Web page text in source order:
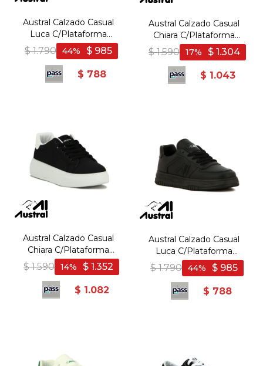
Austral Calzado Casual
Luca C/Plataforma
Acordonado - Blanco/Azul
- Blanco-Azul
$ 1.790 $ 985
44
$ 788
Austral Calzado Casual
Chiara C/Plataforma
Acordonado - Blanco -
Blanco
$ 1.590 $ 1.304
17
$ 1.043
Austral Calzado Casual
Chiara C/Plataforma
Acordonado - Negro -
Negro
$ 1.590 $ 1.352
14
$ 1.082
Austral Calzado Casual
Luca C/Plataforma
Acordonado -
Negro/Negro - Negro-
Negro
$ 1.790 $ 985
44
$ 788